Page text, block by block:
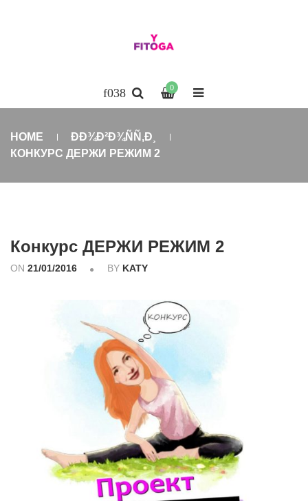
0
HOME
ÐÐ¾Ð²Ð¾ÑÑ‚Ð¸
КОНКУРС ДЕРЖИ РЕЖИМ 2
Конкурс ДЕРЖИ РЕЖИМ 2
ON 21/01/2016 BY KATY